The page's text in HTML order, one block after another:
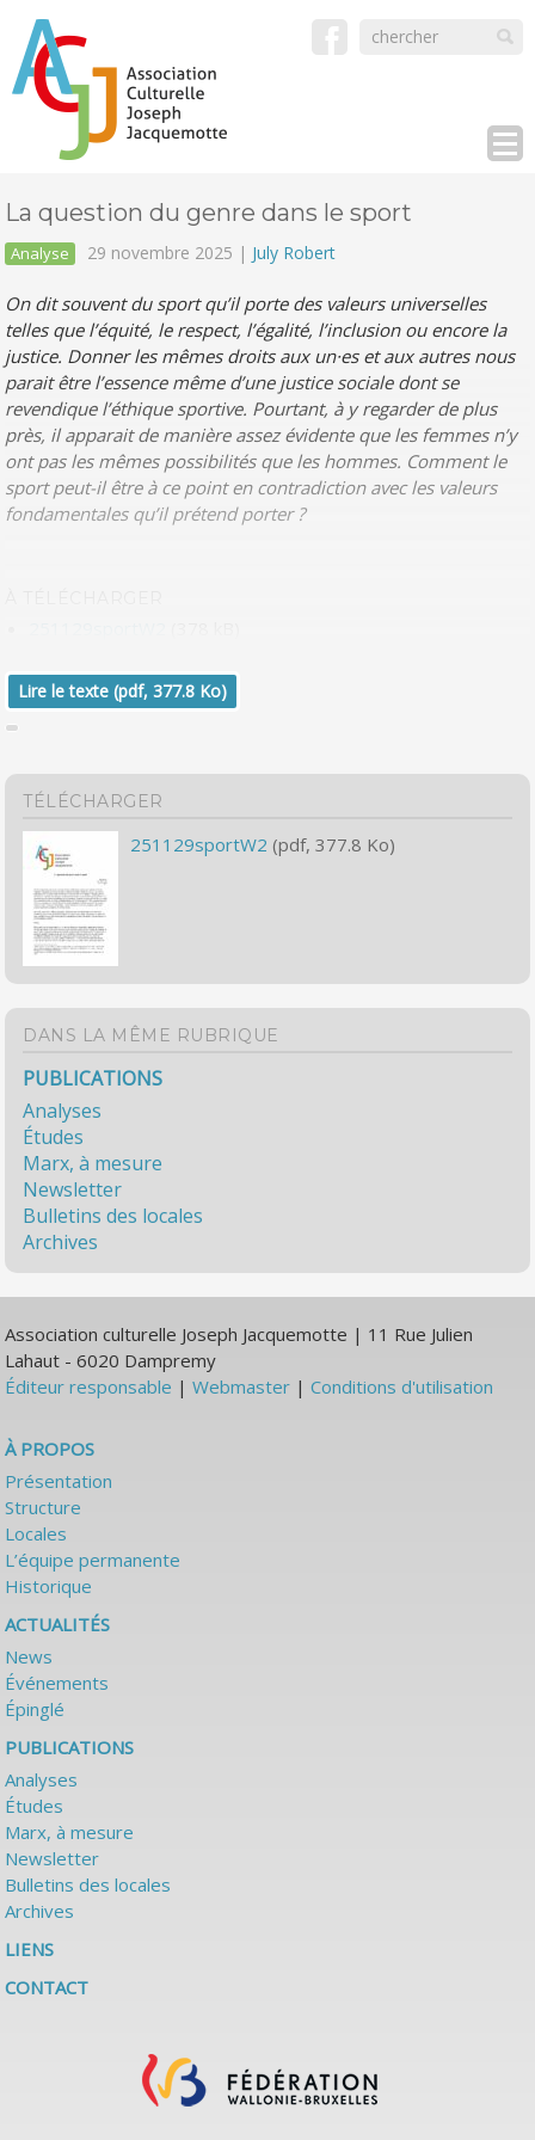
La question du genre dans le sport
Analyse 29 novembre 2025 | July Robert
On dit souvent du sport qu’il porte des valeurs universelles
telles que l’équité, le respect, l’égalité, l’inclusion ou encore la
justice. Donner les mêmes droits aux un·es et aux autres nous
parait être l’essence même d’une justice sociale dont se
revendique l’éthique sportive. Pourtant, à y regarder de plus
près, il apparait de manière assez évidente que les femmes n’y
ont pas les mêmes possibilités que les hommes. Comment le
sport peut-il être à ce point en contradiction avec les valeurs
fondamentales qu’il prétend porter ?
Lire le texte (pdf, 377.8 Ko)
TÉLÉCHARGER
251129sportW2 (pdf, 377.8 Ko)
DANS LA MÊME RUBRIQUE
PUBLICATIONS
Analyses
Études
Marx, à mesure
Newsletter
Bulletins des locales
Archives
Association culturelle Joseph Jacquemotte | 11 Rue Julien
Lahaut - 6020 Dampremy
Éditeur responsable |Webmaster |Conditions d'utilisation
À PROPOS
Présentation
Structure
Locales
L’équipe permanente
Historique
ACTUALITÉS
News
Événements
Épinglé
PUBLICATIONS
Analyses
Études
Marx, à mesure
Newsletter
Bulletins des locales
Archives
LIENS
CONTACT